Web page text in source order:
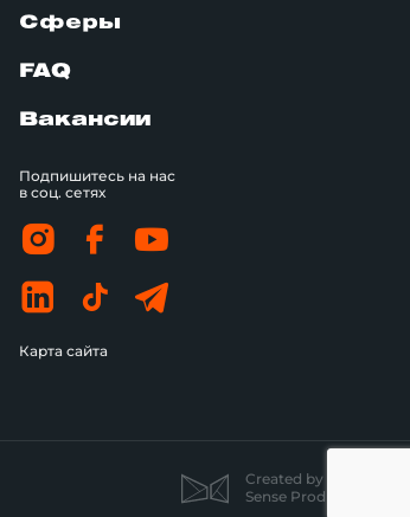
Сферы
FAQ
Вакансии
Подпишитесь на нас
в соц. сетях
Карта сайта
Created by
Sense Production